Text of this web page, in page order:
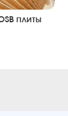
плиты